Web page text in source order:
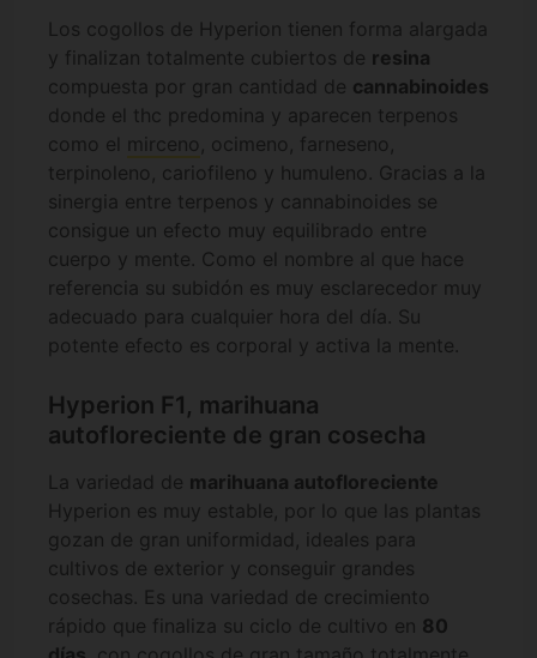
Los cogollos de Hyperion tienen forma alargada
y finalizan totalmente cubiertos de resina
compuesta por gran cantidad de cannabinoides
donde el thc predomina y aparecen terpenos
como el
mirceno , ocimeno, farneseno,
terpinoleno, cariofileno y humuleno. Gracias a la
sinergia entre terpenos y cannabinoides se
consigue un efecto muy equilibrado entre
cuerpo y mente. Como el nombre al que hace
referencia su subidón es muy esclarecedor muy
adecuado para cualquier hora del día. Su
potente efecto es corporal y activa la mente.
Hyperion F1, marihuana
autofloreciente de gran cosecha
La variedad de marihuana autofloreciente
Hyperion es muy estable, por lo que las plantas
gozan de gran uniformidad, ideales para
cultivos de exterior y conseguir grandes
cosechas. Es una variedad de crecimiento
rápido que finaliza su ciclo de cultivo en 80